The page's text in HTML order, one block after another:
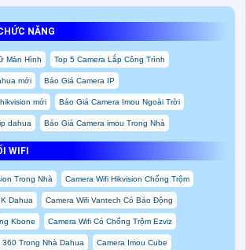
NĂNG
Màn Hình Top 5 Camera Lắp Công Trình
mới Báo Giá Camera IP
mới Báo Giá Camera Imou Ngoài Trời
dahua Báo Giá Camera imou Trong Nhà
WIFI
Trong Nhà Camera Wifi Hikvision Chống Trộm
Dahua Camera Wifi Vantech Có Báo Động
Kbone Camera Wifi Có Chống Trộm Ezviz
360 Trong Nhà Dahua Camera Imou Cube